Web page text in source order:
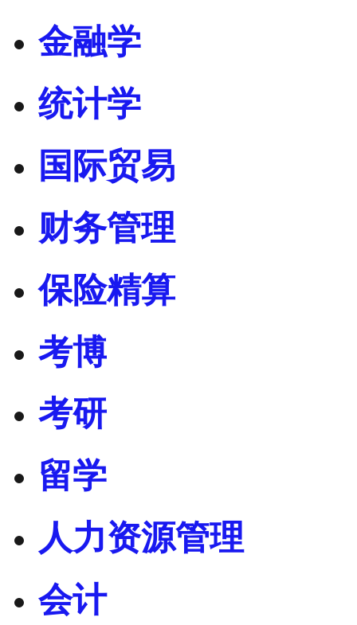
金融学
统计学
国际贸易
财务管理
保险精算
考博
考研
留学
人力资源管理
会计